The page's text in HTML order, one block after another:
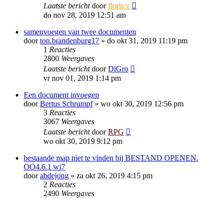
Laatste berichtdoorfloris v
do nov 28, 2019 12:51 am
samenvoegen van twee documenten
doorton.brandenburg17 » do okt 31, 2019 11:19 pm
1 Reacties
2800 Weergaves
Laatste berichtdoorDiGro
vr nov 01, 2019 1:14 pm
Een document invoegen
doorBertus Schrumpf» wo okt 30, 2019 12:56 pm
3 Reacties
3067 Weergaves
Laatste berichtdoorRPG
wo okt 30, 2019 9:12 pm
bestaande map niet te vinden bij BESTAND OPENEN.
OO4.6.1 wi7
doorabdejong » za okt 26, 2019 4:15 pm
2 Reacties
2490 Weergaves